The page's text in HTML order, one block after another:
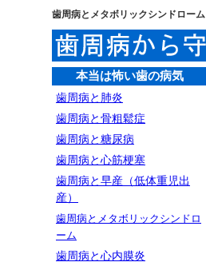
歯周病とメタボリックシンドローム
本当は怖い歯の病気
歯周病と肺炎
歯周病と骨粗鬆症
歯周病と糖尿病
歯周病と心筋梗塞
歯周病と早産（低体重児出
産）
歯周病とメタボリックシンドロ
ーム
歯周病と心内膜炎